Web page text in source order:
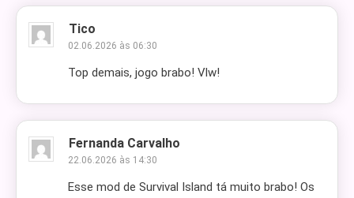
Tico
02.06.2026 às 06:30
Top demais, jogo brabo! Vlw!
Fernanda Carvalho
22.06.2026 às 14:30
Esse mod de Survival Island tá muito brabo! Os